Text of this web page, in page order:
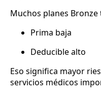
Muchos planes Bronze
Prima baja
Deducible alto
Eso significa mayor
servicios médicos